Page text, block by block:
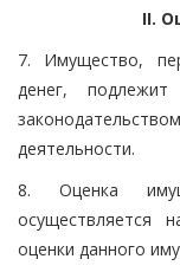
II.
7. Имущество,
денег,
деятельности.
8. Оценка
осуществляется
оценки данного